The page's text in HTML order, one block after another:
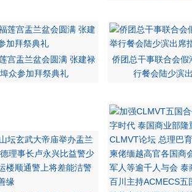
宫盂兰盆会圆满 张建禄
众参加拜祭典礼
侨团总干事联合会假
行餐会陆少滨